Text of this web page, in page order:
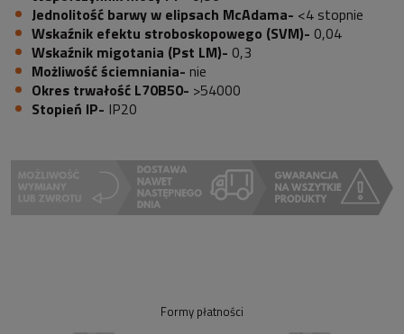
Jednolitość barwy w elipsach McAdama- <4 stopnie
Wskaźnik efektu stroboskopowego (SVM)- 0,04
Wskaźnik migotania (Pst LM)- 0,3
Możliwość ściemniania- nie
Okres trwałość L70B50- >54000
Stopień IP- IP20
Formy płatności